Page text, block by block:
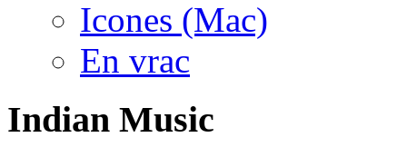
Icones (Mac)
En vrac
Indian Music